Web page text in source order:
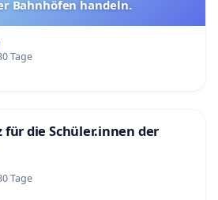
Bahnhöfen handeln.
Tage
für die Schüler.innen der
Tage